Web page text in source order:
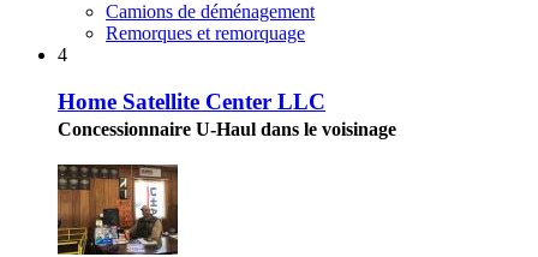
Camions de déménagement
Remorques et remorquage
4
Home Satellite Center LLC
Concessionnaire U-Haul dans le voisinage